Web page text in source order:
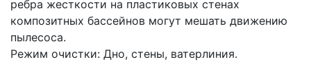
ребра жесткости на пластиковых стенах
композитных бассейнов могут мешать движению
пылесоса.
Режим очистки: Дно, стены, ватерлиния.